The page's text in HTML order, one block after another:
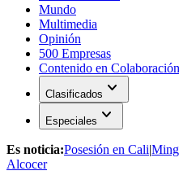
Mundo
Multimedia
Opinión
500 Empresas
Contenido en Colaboración
Clasificados expand_more
Especiales expand_more
Es noticia:Posesión en Cali|
Alcocer